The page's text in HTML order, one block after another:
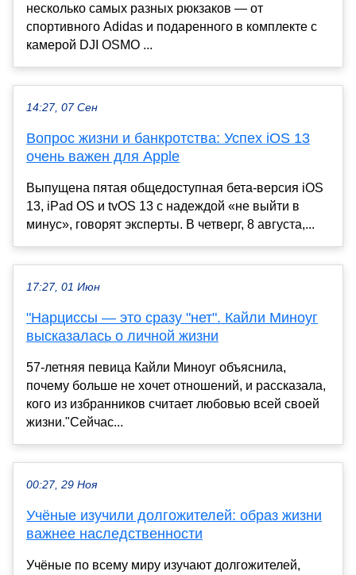
несколько самых разных рюкзаков — от
спортивного Adidas и подаренного в комплекте с
камерой DJI OSMO ...
14:27, 07 Сен
Вопрос жизни и банкротства: Успех iOS 13
очень важен для Apple
Выпущена пятая общедоступная бета-версия iOS
13, iPad OS и tvOS 13 с надеждой «не выйти в
минус», говорят эксперты. В четверг, 8 августа,...
17:27, 01 Июн
"Нарциссы — это сразу "нет". Кайли Миноуг
высказалась о личной жизни
57-летняя певица Кайли Миноуг объяснила,
почему больше не хочет отношений, и рассказала,
кого из избранников считает любовью всей своей
жизни."Сейчас...
00:27, 29 Ноя
Учёные изучили долгожителей: образ жизни
важнее наследственности
Учёные по всему миру изучают долгожителей,